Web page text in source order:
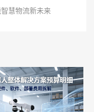
慧物流新未来